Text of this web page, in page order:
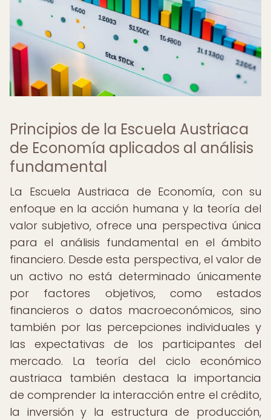
Principios de la Escuela Austriaca
de Economía aplicados al análisis
fundamental
La Escuela Austriaca de Economía, con su
enfoque en la acción humana y la teoría del
valor subjetivo, ofrece una perspectiva única
para el análisis fundamental en el ámbito
financiero. Desde esta perspectiva, el valor de
un activo no está determinado únicamente
por factores objetivos, como estados
financieros o datos macroeconómicos, sino
también por las percepciones individuales y
las expectativas de los participantes del
mercado. La teoría del ciclo económico
austriaca también destaca la importancia
de comprender la interacción entre el crédito,
la inversión y la estructura de producción,